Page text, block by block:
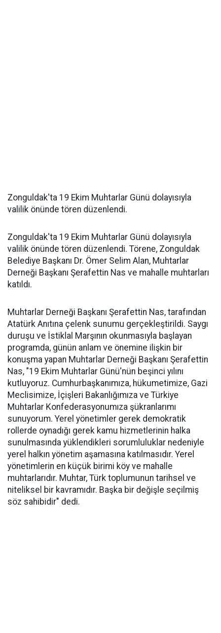
Zonguldak'ta 19 Ekim Muhtarlar Günü dolayısıyla
valilik önünde tören düzenlendi.
Zonguldak'ta 19 Ekim Muhtarlar Günü dolayısıyla
valilik önünde tören düzenlendi. Törene, Zonguldak
Belediye Başkanı Dr. Ömer Selim Alan, Muhtarlar
Derneği Başkanı Şerafettin Nas ve mahalle muhtarları
katıldı.
Muhtarlar Derneği Başkanı Şerafettin Nas, tarafından
Atatürk Anıtına çelenk sunumu gerçekleştirildi. Saygı
duruşu ve İstiklal Marşının okunmasıyla başlayan
programda, günün anlam ve önemine ilişkin bir
konuşma yapan Muhtarlar Derneği Başkanı Şerafettin
Nas, "19 Ekim Muhtarlar Günü'nün beşinci yılını
kutluyoruz. Cumhurbaşkanımıza, hükumetimize, Gazi
Meclisimize, İçişleri Bakanlığımıza ve Türkiye
Muhtarlar Konfederasyonumıza şükranlarımı
sunuyorum. Yerel yönetimler gerek demokratik
rollerde oynadığı gerek kamu hizmetlerinin halka
sunulmasında yüklendikleri sorumluluklar nedeniyle
yerel halkın yönetim aşamasına katılmasıdır. Yerel
yönetimlerin en küçük birimi köy ve mahalle
muhtarlarıdır. Muhtar, Türk toplumunun tarihsel ve
niteliksel bir kavramıdır. Başka bir değişle seçilmiş
söz sahibidir" dedi.